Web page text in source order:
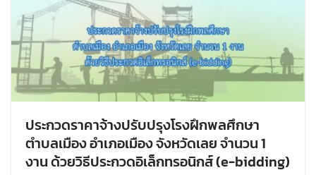
ประกวดราคาจ้างปรับปรุงโรงฝึกพลศึกษา
ตำบลเมือง อำเภอเมือง จังหวัดเลย จำนวน 1
งาน ด้วยวิธีประกวดอิเล็กทรอนิกส์ (e-bidding)